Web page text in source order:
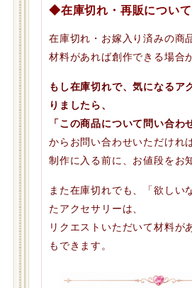
◆在庫切れ・再販について
在庫切れ・お嫁入り済みの商
材料があれば創作できる場合
もし在庫切れで、気になるア
りましたら、
「この商品について問い合わ
からお問い合わせいただけれ
制作に入る前に、お値段をお
また在庫切れでも、「欲しい
たアクセサリーは、
リクエストいただいて材料が
もできます。